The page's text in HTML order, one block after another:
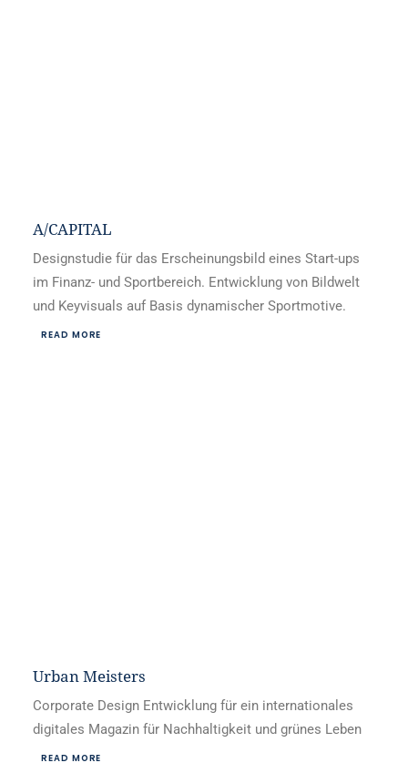
A/CAPITAL
Designstudie für das Erscheinungsbild eines Start-ups
im Finanz- und Sportbereich. Entwicklung von Bildwelt
und Keyvisuals auf Basis dynamischer Sportmotive.
READ MORE
Urban Meisters
Corporate Design Entwicklung für ein internationales
digitales Magazin für Nachhaltigkeit und grünes Leben
READ MORE